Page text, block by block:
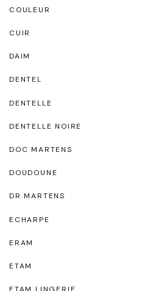
COULEUR
CUIR
DAIM
DENTEL
DENTELLE
DENTELLE NOIRE
DOC MARTENS
DOUDOUNE
DR MARTENS
ECHARPE
ERAM
ETAM